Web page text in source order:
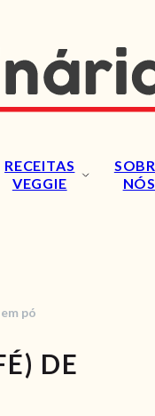
RECEITAS
VEGGIE
NÓS
pó
DE